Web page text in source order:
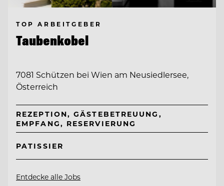
TOP ARBEITGEBER
Taubenkobel
7081 Schützen bei Wien am Neusiedlersee,
Österreich
REZEPTION, GÄSTEBETREUUNG,
EMPFANG, RESERVIERUNG
PATISSIER
Entdecke alle Jobs